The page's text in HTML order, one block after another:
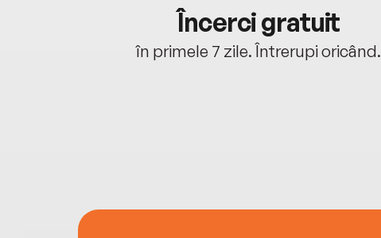
Încerci gratuit
în primele 7 zile. Întrerupi oricând.